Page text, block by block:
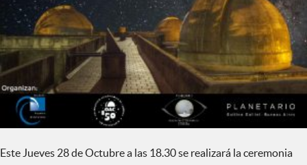
Este Jueves 28 de Octubre a las 18.30 se realizará la ceremonia